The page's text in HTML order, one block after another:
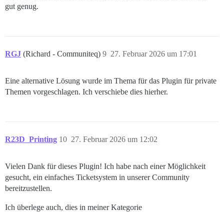
gut genug.
RGJ (Richard - Communiteq) 27. Februar 2026 um 17:01
9
Eine alternative Lösung wurde im Thema für das Plugin für private
Themen vorgeschlagen. Ich verschiebe dies hierher.
R23D_Printing 27. Februar 2026 um 12:02
10
Vielen Dank für dieses Plugin! Ich habe nach einer Möglichkeit
gesucht, ein einfaches Ticketsystem in unserer Community
bereitzustellen.
Ich überlege auch, dies in meiner Kategorie